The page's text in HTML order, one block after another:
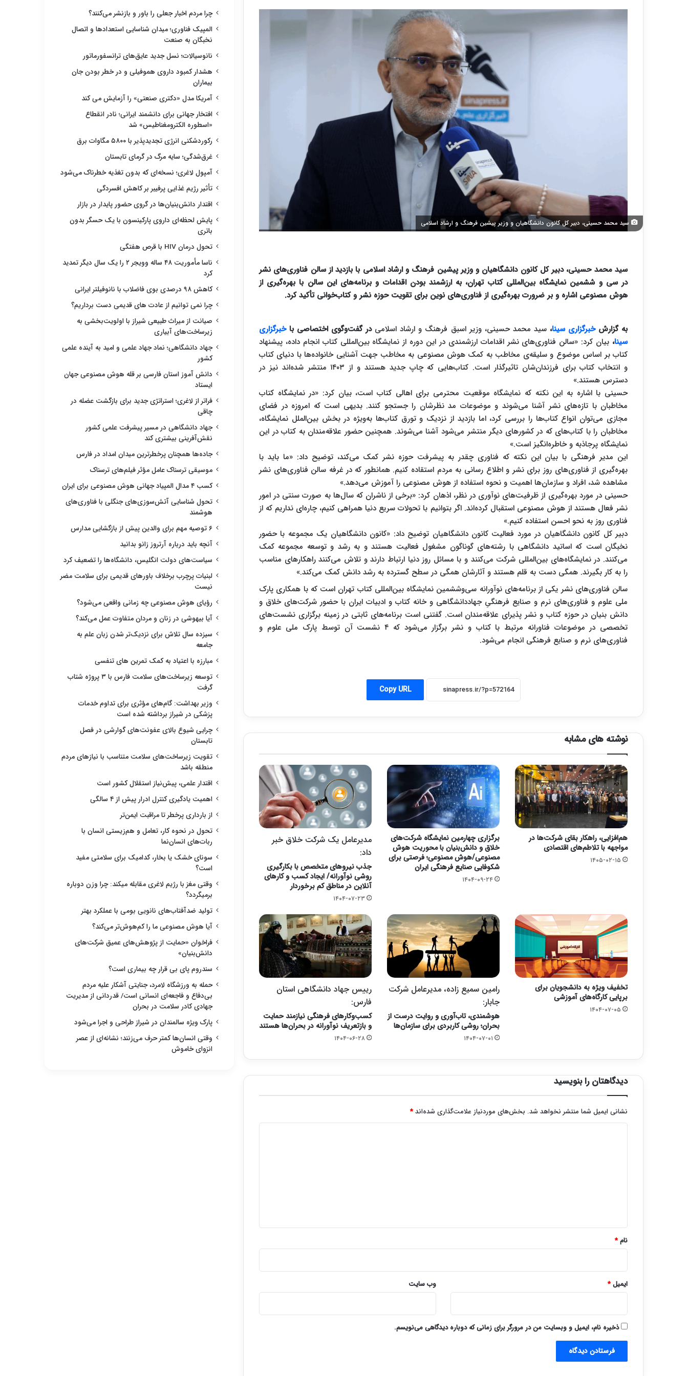
سید محمد حسینی، دبیر کل کانون دانشگاهیان و وزیر پیشین فرهنگ و ارشاد اسلامی
سید محمد حسینی، دبیر کل کانون دانشگاهیان و وزیر پیشین فرهنگ و ارشاد اسلامی با بازدید از سالن فناوری‌های نشر
در سی و ششمین نمایشگاه بین‌المللی کتاب تهران، به ارزشمند بودن اقدامات و برنامه‌های این سالن با بهره‌گیری از
هوش مصنوعی اشاره و بر ضرورت بهره‌گیری از فناوری‌های نوین برای تقویت حوزه نشر و کتاب‌خوانی تأکید کرد.
به گزارشخبرگزاری سینا،سید محمد حسینی، وزیر اسبق فرهنگ و ارشاد اسلامیدر گفت‌و‌گوی اختصاصی باخبرگزاری
سینا، بیان کرد: «سالن فناوری‌های نشر اقدامات ارزشمندی در این دوره از نمایشگاه بین‌المللی کتاب انجام داده، پیشنهاد
کتاب بر اساس موضوع و سلیقه‌ی مخاطب به کمک هوش مصنوعی به مخاطب جهت آشنایی خانواده‌ها با دنیای کتاب
و انتخاب کتاب برای فرزندان‌شان تاثیرگذار است. کتاب‌هایی که چاپ جدید هستند و از ۱۴۰۳ منتشر شده‌اند نیز در
دسترس هستند.»
حسینی با اشاره به این نکته که نمایشگاه موقعیت محترمی برای اهالی کتاب است، بیان کرد: «در نمایشگاه کتاب
مخاطبان با تازه‌های نشر آشنا می‌شوند و موضوعات مد نظرشان را جستجو کنند. بدیهی است که امروزه در فضای
مجازی می‌توان انواع کتاب‌ها را بررسی کرد، اما بازدید از نزدیک و تورق کتاب‌ها به‌ویژه در بخش بین‌الملل نمایشگاه،
مخاطبان را با کتاب‌های که در کشورهای دیگر منتشر می‌شود آشنا می‌شوند. همچنین حضور علاقه‌مندان به کتاب در این
نمایشگاه پرجاذبه و خاطره‌انگیز است.»
این مدیر فرهنگی با بیان این نکته که فناوری چقدر به پیشرفت حوزه نشر کمک می‌کند، توضیح داد: «ما باید با
بهره‌گیری از فناوری‌های روز برای نشر و اطلاع رسانی به مردم استقاده کنیم. همانطور که در غرفه سالن فناوری‌های نشر
مشاهده شد، افراد و سازمان‌ها اهمیت و نحوه استفاده از هوش مصنوعی را آموزش می‌دهد.»
حسینی در مورد بهره‌گیری از ظرفیت‌های نوآوری در نظر، اذهان کرد: «برخی از ناشران که سال‌ها به صورت سنتی در امور
نشر فعال هستند از هوش مصنوعی استقبال کرده‌اند. اگر بتوانیم با تحولات سریع دنیا همراهی کنیم، چاره‌ای نداریم که از
فناوری روز به نحو احسن استفاده کنیم.»
دبیر کل کانون دانشگاهیان در مورد فعالیت کانون دانشگاهیان توضیح داد: «کانون دانشگاهیان یک مجموعه با حضور
نخبگان است که اساتید دانشگاهی با رشته‌های گوناگون مشغول فعالیت هستند و به رشد و توسعه‌ مجموعه کمک
می‌کنند. در نمایشگاه‌های بین‌المللی شرکت می‌کنند و با مسائل روز دنیا ارتباط دارند و تلاش می‌کنند راهکارهای مناسب
را به کار بگیرند. همگی دست به قلم هستند و آثارشان همگی در سطح گسترده به رشد دانش کمک می‌کند.»
سالن فناوری‌های نشر یکی از برنامه‌های نوآورانه سی‌وششمین نمایشگاه بین‌المللی کتاب تهران است که با همکاری پارک
ملی علوم و فناوری‌های نرم و صنایع فرهنگیِ جهاددانشگاهی و خانه کتاب و ادبیات ایران با حضور شرکت‌های خلاق و
دانش بنیان در حوزه کتاب و نشر پذیرای علاقه‌مندان است. گفتنی است برنامه‌های ثابتی در زمینه برگزاری نشست‌های
تخصصی در موضوعات فناورانه مرتبط با کتاب و نشر برگزار می‌شود که ۴ نشست آن توسط پارک ملی علوم و
فناوری‌های نرم و صنایع فرهنگی انجام می‌شود.
Copy URL
نوشته های مشابه
هم‌افزایی، راهکار بقای شرکت‌ها در
مواجهه با تلاطم‌های اقتصادی
۱۴۰۵-۰۲-۱۵
برگزاری چهارمین نمایشگاه شرکت‌های
خلاق و دانش‌بنیان با محوریت هوش
مصنوعی/هوش مصنوعی؛ فرصتی برای
شکوفایی صنایع فرهنگی ایران
۱۴۰۴-۰۹-۲۴
مدیرعامل یک شرکت خلاق خبر
داد:
جذب نیروهای متخصص با بکارگیری
روشی نوآورانه/ ایجاد کسب و کارهای
آنلاین در مناطق کم برخوردار
۱۴۰۴-۰۷-۲۳
تخفیف ویژه به دانشجویان برای
برپایی کارگاه‌های آموزشی
۱۴۰۴-۰۷-۰۵
رامین سمیع زاده، مدیرعامل شرکت
جابار:
هوشمندی، تاب‌آوری و روایت درست از
بحران؛ روشی کاربردی برای سازمان‌ها
۱۴۰۴-۰۷-۰۱
رییس جهاد دانشگاهی استان
فارس:
کسب‌وکارهای فرهنگی نیازمند حمایت
و بازتعریف نوآورانه در بحران‌ها هستند
۱۴۰۴-۰۶-۲۸
دیدگاهتان را بنویسید
نشانی ایمیل شما منتشر نخواهد شد. بخش‌های موردنیاز علامت‌گذاری شده‌اند*
نام*
ایمیل* وب‌ سایت
ذخیره نام، ایمیل و وبسایت من در مرورگر برای زمانی که دوباره دیدگاهی می‌نویسم.
چرا مردم اخبار جعلی را باور و بازنشر می‌کنند؟
المپیک فناوری؛ میدان شناسایی استعدادها و اتصال
نخبگان به صنعت
نانوسیالات؛ نسل جدید عایق‌های ترانسفورماتور
هشدار کمبود داروی هموفیلی و در خطر بودن جان
بیماران
آمریکا مدل «دکتری صنعتی» را آزمایش می کند
افتخار جهانی برای دانشمند ایرانی؛ نادر انقطاع
«اسطوره الکترومغناطیس» شد
رکوردشکنی انرژی تجدیدپذیر با ۵۸۰۰ مگاوات برق
غرق‌شدگی؛ سایه مرگ در گرمای تابستان
آمپول لاغری؛ نسخه‌ای که بدون تغذیه خطرناک می‌شود
تأثیر رژیم غذایی پرفیبر بر کاهش افسردگی
اقتدار دانش‌بنیان‌ها در گروی حضور پایدار در بازار
پایش لحظه‌ای داروی پارکینسون با یک حسگر بدون
باتری
تحول درمان HIV با قرص هفتگی
ناسا مأموریت ۴۸ ساله وویجر ۲ را یک سال دیگر تمدید
کرد
کاهش ۹۸ درصدی بوی فاضلاب با نانوفیلتر ایرانی
چرا نمی توانیم از عادت های قدیمی دست برداریم؟
صیانت از میراث طبیعی شیراز با اولویت‌بخشی به
زیرساخت‌های آبیاری
جهاد دانشگاهی؛ نماد جهاد علمی و امید به آینده علمی
کشور
دانش آموز استان فارسی بر قله هوش مصنوعی جهان
ایستاد
فراتر از لاغری؛ استراتژی جدید برای بازگشت عضله در
چاقی
جهاد دانشگاهی در مسیر پیشرفت علمی کشور
نقش‌آفرینی بیشتری کند
جاده‌ها همچنان پرخطرترین میدان امداد در فارس
موسیقی ترسناک عامل مؤثر فیلم‌های ترسناک
کسب ۴ مدال المپیاد جهانی هوش مصنوعی برای ایران
تحول شناسایی آتش‌سوزی‌های جنگلی با فناوری‌های
هوشمند
۶ توصیه مهم برای والدین پیش از بازگشایی مدارس
آنچه باید درباره آرتروز زانو بدانید
سیاست‌های دولت انگلیس، دانشگاه‌ها را تضعیف کرد
لبنیات پرچرب برخلاف باورهای قدیمی برای سلامت مضر
نیست
رؤیای هوش مصنوعی چه زمانی واقعی می‌شود؟
آیا بیهوشی در زنان و مردان متفاوت عمل می‌کند؟
سیزده سال تلاش برای نزدیک‌تر شدن زبان علم به
جامعه
مبارزه با اعتیاد به کمک تمرین های تنفسی
توسعه زیرساخت‌های سلامت فارس با ۳ پروژه شتاب
گرفت
وزیر بهداشت: گام‌های مؤثری برای تداوم خدمات
پزشکی در شیراز برداشته شده است
چرایی شیوع بالای عفونت‌های گوارشی در فصل
تابستان
تقویت زیرساخت‌های سلامت متناسب با نیازهای مردم
منطقه باشد
اقتدار علمی، پیش‌نیاز استقلال کشور است
اهمیت یادگیری کنترل ادرار پیش از ۴ سالگی
از بارداری پرخطر تا مراقبت ایمن‌تر
تحول در نحوه کار، تعامل و هم‌زیستی انسان با
ربات‌های انسان‌نما
سونای خشک یا بخار، کدامیک برای سلامتی مفید
است؟
وقتی مغز با رژیم لاغری مقابله میکند: چرا وزن دوباره
برمیگردد؟
تولید ضدآفتاب‌های نانویی بومی با عملکرد بهتر
آیا هوش مصنوعی ما را کم‌هوش‌تر می‌کند؟
فراخوان «حمایت از پژوهش‌های عمیق شرکت‌های
دانش‌بنیان»
سندروم پای بی قرار چه بیماری است؟
حمله به ورزشگاه لامرد، جنایتی آشکار علیه مردم
بی‌دفاع و فاجعه‌ای انسانی است/ قدردانی از مدیریت
جهادی کادر سلامت در بحران
پارک ویژه سالمندان در شیراز طراحی و اجرا می‌شود
وقتی انسان‌ها کمتر حرف می‌زنند؛ نشانه‌ای از عصر
انزوای خاموش